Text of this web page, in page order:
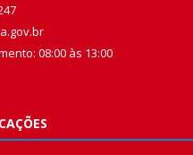
08:00 às 13:00